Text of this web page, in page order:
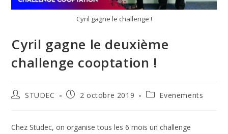
Cyril gagne le challenge !
Cyril gagne le deuxième
challenge cooptation !
STUDEC 2 octobre 2019 Evenements
Chez Studec, on organise tous les 6 mois un challenge